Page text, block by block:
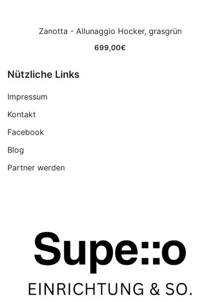
Zanotta - Allunaggio Hocker, grasgrün
699,00€
Nützliche Links
Impressum
Kontakt
Facebook
Blog
Partner werden